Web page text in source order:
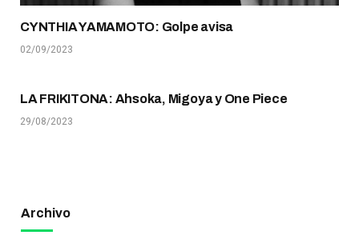
CYNTHIA YAMAMOTO: Golpe avisa
02/09/2023
LA FRIKITONA: Ahsoka, Migoya y One Piece
29/08/2023
Archivo